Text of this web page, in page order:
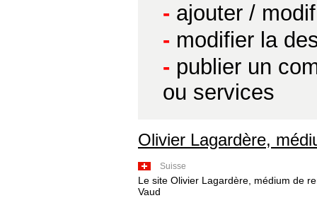
- ajouter /
- modifier la
- publier un
ou services
Olivier Lagardère,
Suisse
Le site Olivier Lagardère, médium de
Vaud